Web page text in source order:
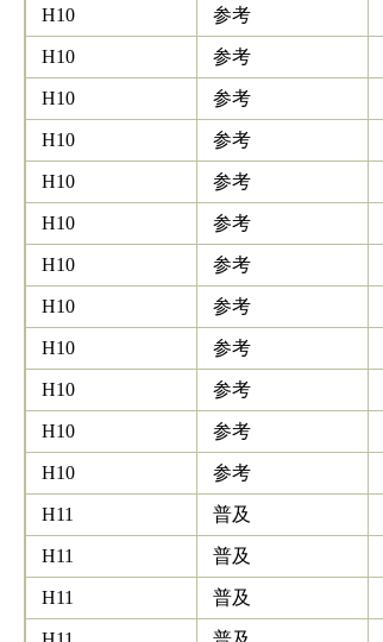
H10 参考
H10 参考
H10 参考
H10 参考
H10 参考
H10 参考
H10 参考
H10 参考
H10 参考
H10 参考
H10 参考
H10 参考
H11 普及
H11 普及
H11 普及